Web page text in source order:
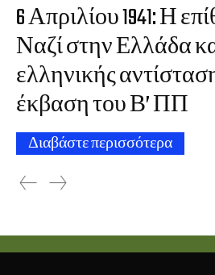
6 Απριλίου 1941: Η
Ναζί στην Ελλάδα
ελληνικής
έκβαση του Β’ ΠΠ
Διαβάστε περισσότερα